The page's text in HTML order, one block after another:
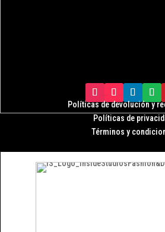
Políticas de devolución y r
Políticas de
Términos y